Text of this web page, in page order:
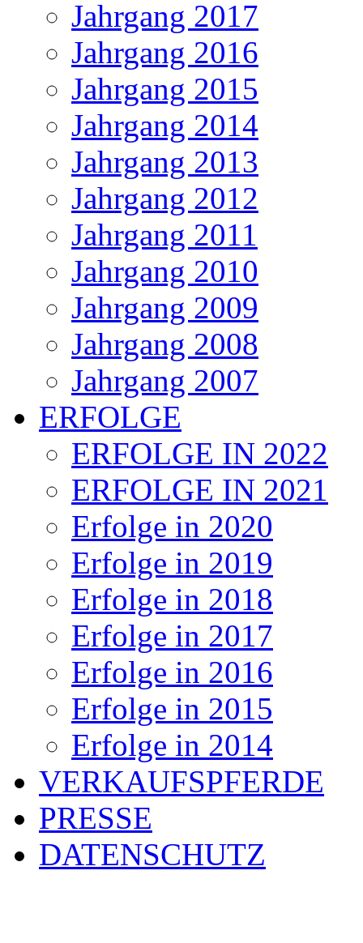
Jahrgang 2017
Jahrgang 2016
Jahrgang 2015
Jahrgang 2014
Jahrgang 2013
Jahrgang 2012
Jahrgang 2011
Jahrgang 2010
Jahrgang 2009
Jahrgang 2008
Jahrgang 2007
ERFOLGE
ERFOLGE IN 2022
ERFOLGE IN 2021
Erfolge in 2020
Erfolge in 2019
Erfolge in 2018
Erfolge in 2017
Erfolge in 2016
Erfolge in 2015
Erfolge in 2014
VERKAUFSPFERDE
PRESSE
DATENSCHUTZ